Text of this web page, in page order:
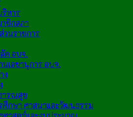
หาร
ชิกสภา
วนราชการ
ด อบจ.
นเลขานุการ อบจ.
ง
ารณสุข
ศึกษา ศาสนาและวัฒนธรรม